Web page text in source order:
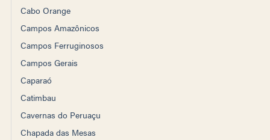
Cabo Orange
Campos Amazônicos
Campos Ferruginosos
Campos Gerais
Caparaó
Catimbau
Cavernas do Peruaçu
Chapada das Mesas